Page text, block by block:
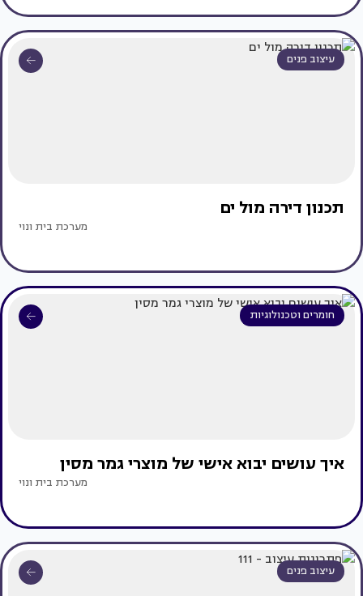
עיצוב פנים
תכנון דירה מול ים
מערכת בית ונוי
חומרים וטכנולוגיות
איך עושים יבוא אישי של מוצרי גמר מסין
מערכת בית ונוי
עיצוב פנים